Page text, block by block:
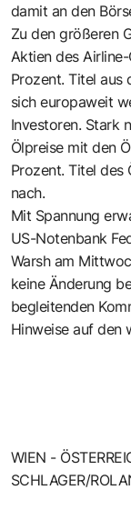
damit an den
Zu den größeren
Aktien des
Prozent. Titel aus
sich europaweit
Investoren. Stark
Ölpreise mit den
Prozent. Titel des
nach.
Mit Spannung
US-Notenbank
Warsh am
keine Änderung
begleitenden
Hinweise auf den
WIEN -
SCHLAGER/